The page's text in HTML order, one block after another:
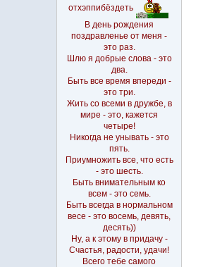
отхэппибёздеть
В день рождения
поздравленье от меня -
это раз.
Шлю я добрые слова - это
два.
Быть все время впереди -
это три.
Жить со всеми в дружбе, в
мире - это, кажется
четыре!
Никогда не унывать - это
пять.
Приумножить все, что есть
- это шесть.
Быть внимательным ко
всем - это семь.
Быть всегда в нормальном
весе - это восемь, девять,
десять))
Ну, а к этому в придачу -
Счастья, радости, удачи!
Всего тебе самого